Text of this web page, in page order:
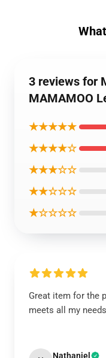
3 reviews for
MAMAMOO
★★★★★
★★★★☆
★★★☆☆
★★☆☆☆
★☆☆☆☆
Great item for the
meets all my
Nathaniel